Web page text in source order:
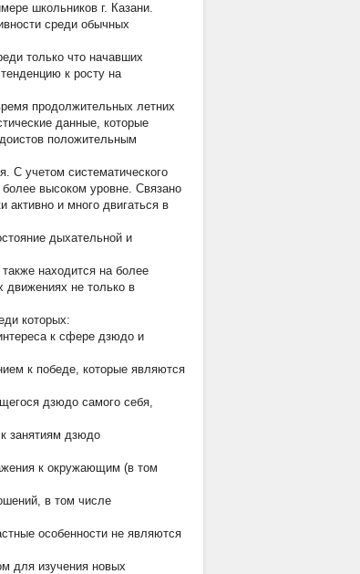
школьников г. Казани.
среди обычных
только что начавших
к росту на
продолжительных летних
данные, которые
положительным
С учетом систематического
более высоком уровне. Связано
и много двигаться в
дыхательной и
находится на более
движениях не только в
которых:
к сфере дзюдо и
к победе, которые являются
дзюдо самого себя,
занятиям дзюдо
к окружающим (в том
в том числе
особенности не являются
для изучения новых